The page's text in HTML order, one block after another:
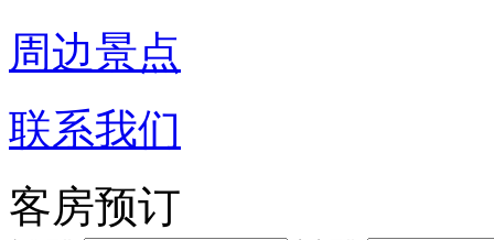
周边景点
联系我们
客房预订